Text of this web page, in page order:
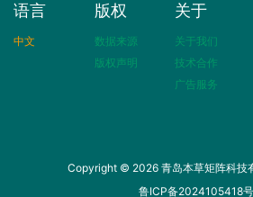
语言
中文
版权
数据来源
版权声明
关于
关于我们
技术合作
广告服务
Copyright © 2026 青岛本草矩阵科技
鲁ICP备2024105418